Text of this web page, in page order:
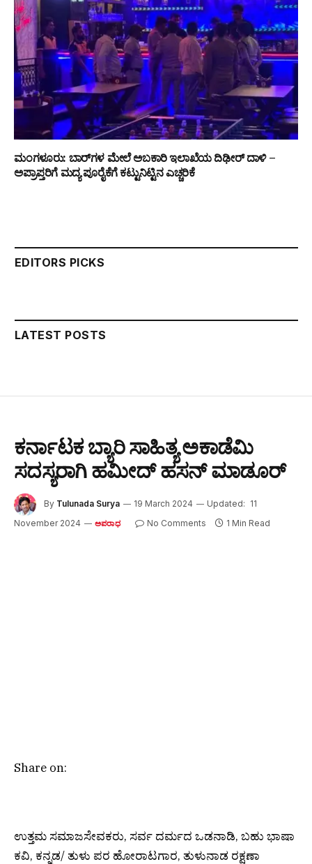
ಮಂಗಳೂರು: ಬಾರ್‌ಗಳ ಮೇಲೆ ಅಬಕಾರಿ ಇಲಾಖೆಯ ದಿಢೀರ್ ದಾಳಿ –
ಅಪ್ರಾಪ್ತರಿಗೆ ಮದ್ಯ ಪೂರೈಕೆಗೆ ಕಟ್ಟುನಿಟ್ಟಿನ ಎಚ್ಚರಿಕೆ
EDITORS PICKS
LATEST POSTS
ಕರ್ನಾಟಕ ಬ್ಯಾರಿ ಸಾಹಿತ್ಯ ಅಕಾಡೆಮಿ
ಸದಸ್ಯರಾಗಿ ಹಮೀದ್ ಹಸನ್ ಮಾಡೂರ್
By Tulunada Surya 19 March 2024 Updated: 11
November 2024
ಅಪರಾಧ No Comments 1 Min Read
Share on:
ಉತ್ತಮ ಸಮಾಜಸೇವಕರು, ಸರ್ವ ದರ್ಮದ ಒಡನಾಡಿ, ಬಹು ಭಾಷಾ
ಕವಿ, ಕನ್ನಡ/ ತುಳು ಪರ ಹೋರಾಟಗಾರ, ತುಳುನಾಡ ರಕ್ಷಣಾ